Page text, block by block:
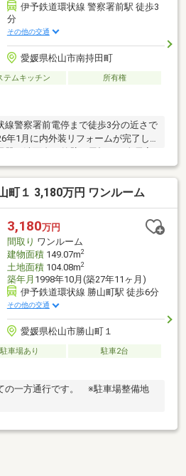
伊予鉄道環状線 警察署前駅 徒歩3
分
その他の交通
愛媛県松山市南持田町
テムキッチン
所有権
線警察署前電停まで徒歩3分の近さで
年1月に内外装リフォームが完了し
わっており季節の荷物もすっきり収
様で換気がしやすく爽やかなバスタ
山二丁目店まで徒歩2分でちょっと
町１ 3,180万円 ワンルーム
3,180万円
間取り ワンルーム
建物面積149.07m2
土地面積104.08m2
築年月 1998年10月(築27年11ヶ月)
伊予鉄道環状線 勝山町駅 徒歩6分
その他の交通
愛媛県松山市勝山町１
駐車場あり
駐車2台
の一方通行です。 ※駐車場整備地